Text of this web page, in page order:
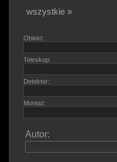
wszystkie »
Obiekt:
Teleskop:
Detektor:
Montaż:
Autor: